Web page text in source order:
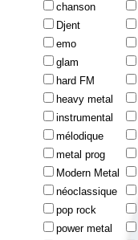
chanson
Djent
emo
glam
hard FM
heavy metal
instrumental
mélodique
metal prog
Modern Metal
néoclassique
pop rock
power metal